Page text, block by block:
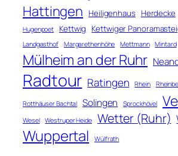
Hattingen Heiligenhaus Herdecke
Hugenpoet Kettwig Kettwiger
Landgasthof
Margarethenhöhe Mettmann Mintard
Mülheim an der Ruhr
Radtour Ratingen Rhein
Rotthäuser Bachtal Solingen Sprockhövel
Wesel
Westruper Heide Wetter (Ruhr)
Wuppertal Wülfrath